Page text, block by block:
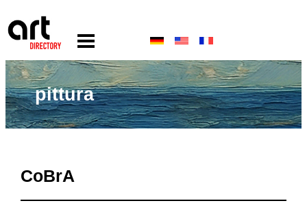
pittura
CoBrA